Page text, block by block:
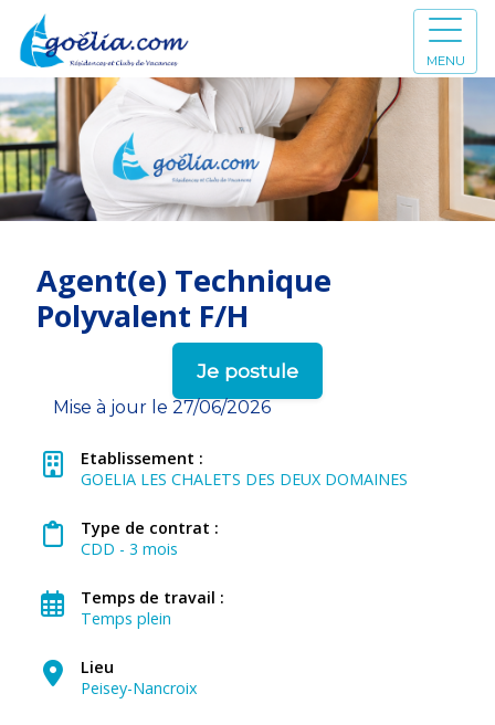
MENU
Agent(e) Technique
Polyvalent F/H
Je postule
Mise à jour le 27/06/2026
Etablissement :
GOELIA LES CHALETS DES DEUX DOMAINES
Type de contrat :
CDD - 3 mois
Temps de travail :
Temps plein
Lieu
Peisey-Nancroix